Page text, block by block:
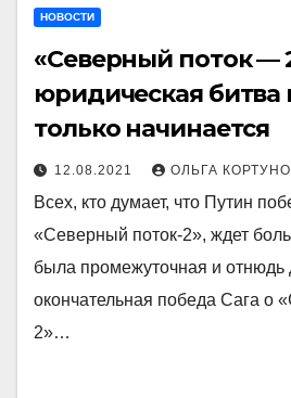
НОВОСТИ
«Северный поток —
юридическая битва
только начинается
12.08.2021 ОЛЬГА
Всех, кто думает, что Путин
«Северный поток-2», ждет
была промежуточная и отнюдь
окончательная победа Сага о
2»…